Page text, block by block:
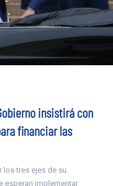
insistirá con
financiar las
los tres ejes de su
esperan implementar